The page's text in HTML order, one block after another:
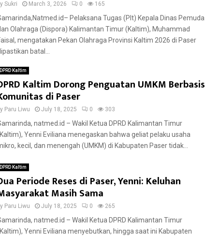
Sukri March 3, 2026 0 165
Pelaksana Tugas (Plt) Kepala Dinas Pemuda
Olahraga (Dispora) Kalimantan Timur (Kaltim), Muhammad
mengatakan Pekan Olahraga Provinsi Kaltim 2026 di Paser
batal...
DPRD Kaltim
Kaltim Dorong Penguatan UMKM Berbasis
di Paser
Paru Liwu July 18, 2025 0 303
natmed.id – Wakil Ketua DPRD Kalimantan Timur
Yenni Eviliana menegaskan bahwa geliat pelaku usaha
kecil, dan menengah (UMKM) di Kabupaten Paser tidak...
DPRD Kaltim
Periode Reses di Paser, Yenni: Keluhan
Masih Sama
Paru Liwu July 18, 2025 0 265
natmed.id – Wakil Ketua DPRD Kalimantan Timur
Yenni Eviliana menyebutkan, hingga saat ini Kabupaten